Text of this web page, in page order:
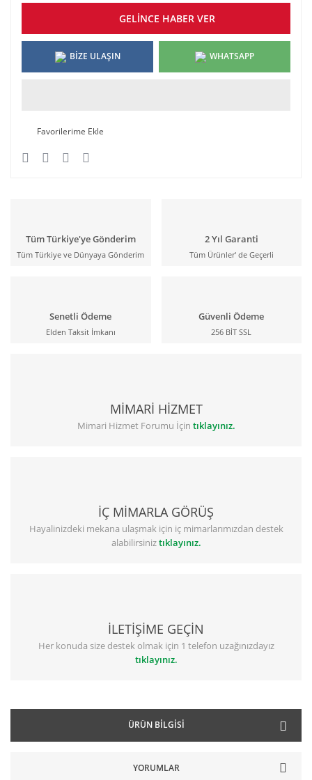
GELİNCE HABER VER
BİZE ULAŞIN WHATSAPP
Tüm Türkiye'ye Gönderim
Tüm Türkiye ve Dünyaya Gönderim
2 Yıl Garanti
Tüm Ürünler' de Geçerli
Senetli Ödeme
Elden Taksit İmkanı
Güvenli Ödeme
256 BİT SSL
MİMARİ HİZMET
Mimari Hizmet Forumu İçin tıklayınız.
İÇ MİMARLA GÖRÜŞ
Hayalinizdeki mekana ulaşmak için iç mimarlarımızdan destek
alabilirsiniztıklayınız.
İLETİŞİME GEÇİN
Her konuda size destek olmak için 1 telefon uzağınızdayız
tıklayınız.
ÜRÜN BILGISI
YORUMLAR